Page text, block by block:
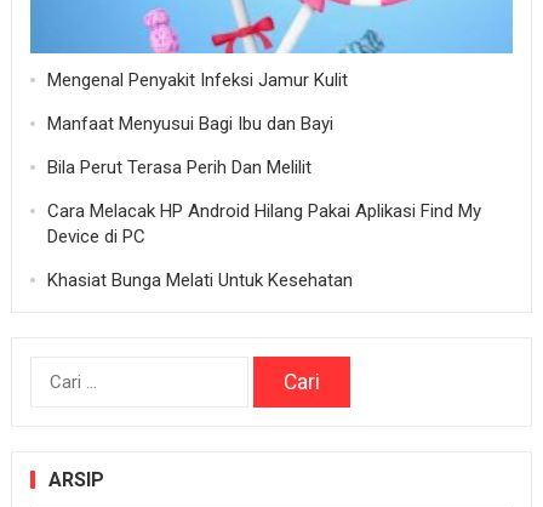
Mengenal Penyakit Infeksi Jamur Kulit
Manfaat Menyusui Bagi Ibu dan Bayi
Bila Perut Terasa Perih Dan Melilit
Cara Melacak HP Android Hilang Pakai Aplikasi Find My
Device di PC
Khasiat Bunga Melati Untuk Kesehatan
Cari
ARSIP